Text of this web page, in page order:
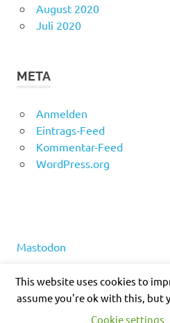
August 2020
Juli 2020
META
Anmelden
Eintrags-Feed
Kommentar-Feed
WordPress.org
Mastodon
WordPress-Theme:
This website uses cookies to
assume you're ok with this, but
Cookie settings